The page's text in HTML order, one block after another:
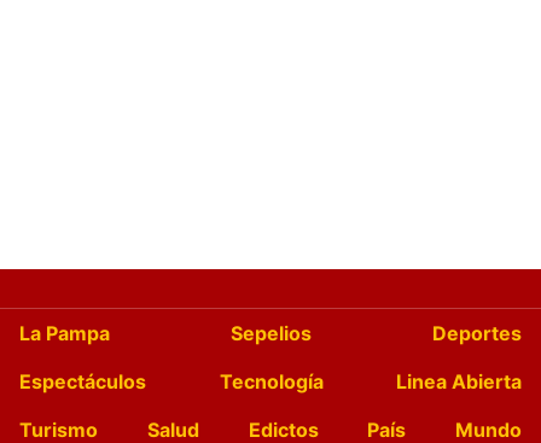
La Pampa Sepelios
Deportes
Espectáculos
Tecnología
Linea Abierta
Turismo
Salud Edictos País
Mundo